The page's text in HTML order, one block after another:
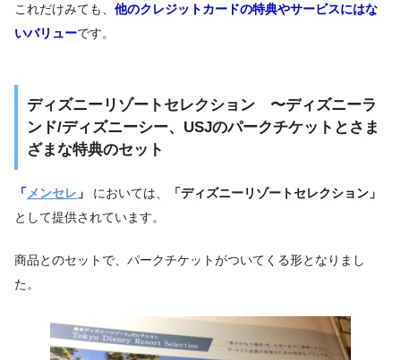
これだけみても、 他のクレジットカードの特典やサービスにはな
いバリューです。
ディズニーリゾートセレクション 〜ディズニーラ
ンド/ディズニーシー、USJのパークチケットとさま
ざまな特典のセット
「メンセレ 」 においては、
「ディズニーリゾートセレクション」
として提供されています。
商品とのセットで、パークチケットがついてくる形となりまし
た。